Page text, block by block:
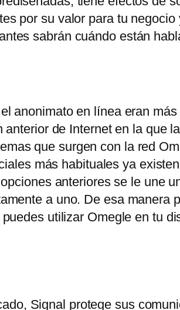
por su valor para tu negocio
sabrán cuándo están
anonimato en línea eran más
de Internet en la que
que surgen con la red
más habituales ya
anteriores se le une
a uno. De esa manera
utilizar Omegle en tu
Signal protege sus